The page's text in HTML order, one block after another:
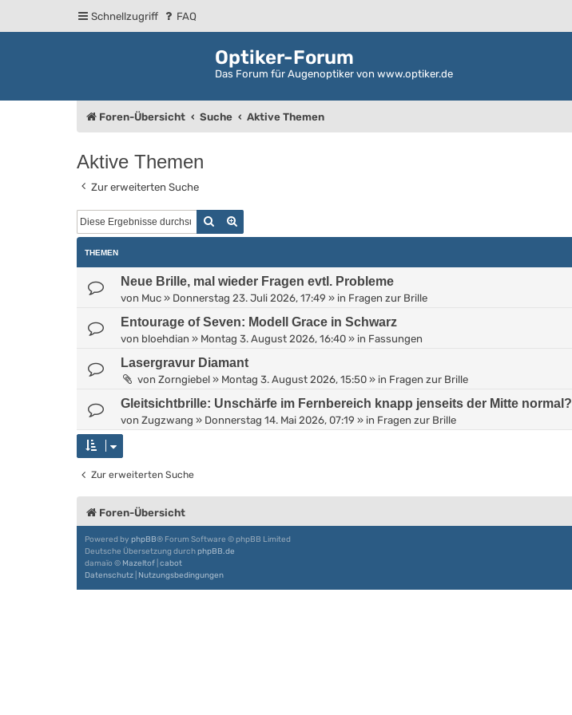
Schnellzugriff FAQ
Optiker-Forum
Das Forum für Augenoptiker von www.optiker.de
Foren-Übersicht Suche Aktive Themen
Aktive Themen
Zur erweiterten Suche
Suche
THEMEN
Neue Brille, mal wieder Fragen evtl. Probleme
von Muc » Donnerstag 23. Juli 2026, 17:49 » in Fragen zur Brille
Entourage of Seven: Modell Grace in Schwarz
von bloehdian » Montag 3. August 2026, 16:40 » in Fassungen
Lasergravur Diamant
von Zorngiebel » Montag 3. August 2026, 15:50 » in Fragen zur Brille
Gleitsichtbrille: Unschärfe im Fernbereich knapp jenseits der Mitte normal?
von Zugzwang » Donnerstag 14. Mai 2026, 07:19 » in Fragen zur Brille
Zur erweiterten Suche
Foren-Übersicht
Powered by phpBB® Forum Software © phpBB Limited
Deutsche Übersetzung durchphpBB.de
damaïo © Mazeltof cabot
Datenschutz Nutzungsbedingungen